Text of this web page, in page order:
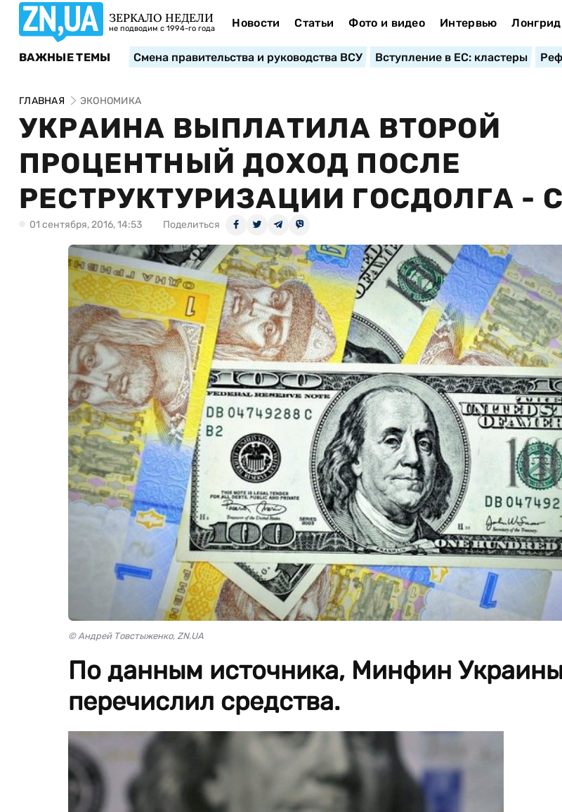
ЗЕРКАЛО НЕДЕЛИ
не подводим с 1994-го года Новости Статьи Фото и видео Интервью
ВАЖНЫЕ ТЕМЫ Смена правительства и руководства ВСУ Вступление в ЕС: кластеры
ГЛАВНАЯ ЭКОНОМИКА
УКРАИНА ВЫПЛАТИЛА ВТОРОЙ
ПРОЦЕНТНЫЙ ДОХОД ПОСЛЕ
РЕСТРУКТУРИЗАЦИИ ГОСДОЛГА -
01 сентября, 2016, 14:53 Поделиться
© Андрей Товстыженко, ZN.UA
По данным источника, Минфин
перечислил средства.